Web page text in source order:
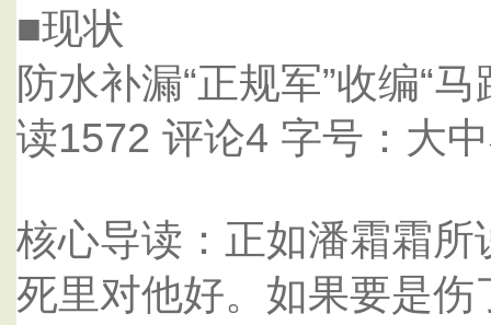
■现状
防水补漏“正规军”收编“
读1572 评论4 字号：大
核心导读：正如潘霜霜
死里对他好。如果要是